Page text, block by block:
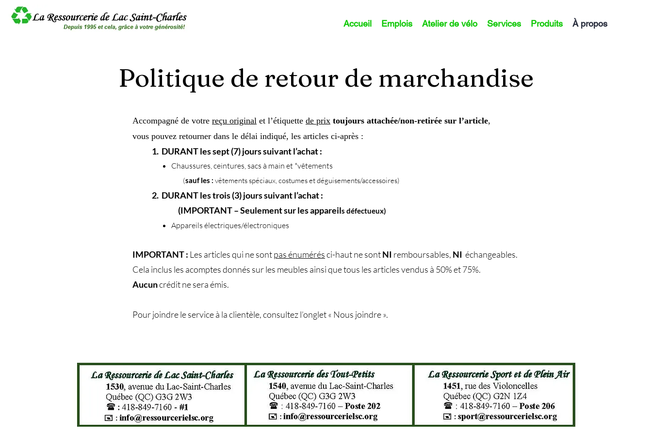
Accueil Emplois Atelier de vélo Services Produits À propos
Politique de retour de marchandise
Accompagné de votre reçu original et l’étiquette de prix toujours attachée/non-retirée sur l’article,
vous pouvez retourner dans le délai indiqué, les articles ci-après :
1. DURANT les sept (7) jours suivant l’achat :
Chaussures, ceintures, sacs à main et *vêtements
(sauf les : vêtements spéciaux, costumes et déguisements/accessoires)
2. DURANT les trois (3) jours suivant l’achat :
(IMPORTANT – Seulement sur les appareils défectueux)
Appareils électriques/électroniques
IMPORTANT : Les articles qui ne sontpas énumérésci-haut ne sontNI remboursables, NI échangeables.
Cela inclus les acomptes donnés sur les meubles ainsi que tous les articles vendus à 50% et 75%.
Aucuncrédit ne sera émis.
Pour joindre le service à la clientèle, consultez l’onglet « Nous joindre ».